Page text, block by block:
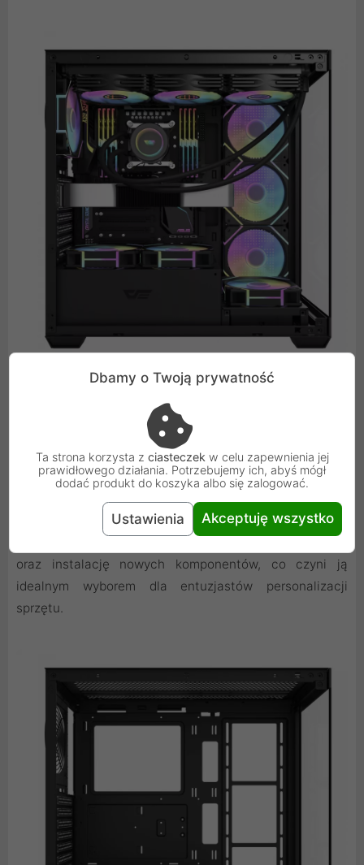
Ochrona i wygoda użytkowania
Kurz może negatywnie wpływać na działanie komputera,
ochronie wnętrza przed zanieczyszczeniami.
oraz instalację nowych komponentów, co czyni ją
idealnym wyborem dla entuzjastów personalizacji
sprzętu.
Dbamy o Twoją prywatność
Ta strona korzysta z ciasteczek w celu zapewnienia jej
prawidłowego działania. Potrzebujemy ich, abyś mógł
dodać produkt do koszyka albo się zalogować.
Ustawienia Akceptuję wszystko